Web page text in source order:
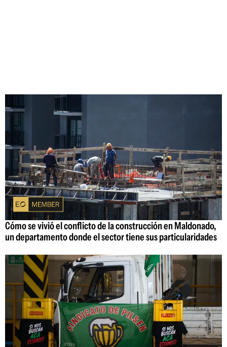
Cómo se vivió el conflicto de la construcción en Maldonado,
un departamento donde el sector tiene sus particularidades